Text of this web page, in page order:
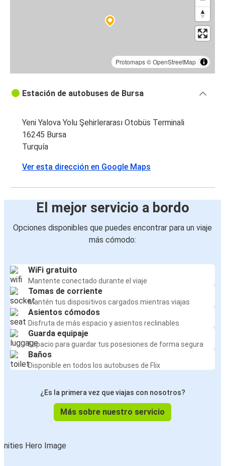
Protomaps©OpenStreetMap
Estación de autobuses de Bursa
Yeni Yalova Yolu Şehirlerarası Otobüs Terminali
16245 Bursa
Turquía
Ver esta dirección en Google Maps
El mejor servicio a bordo
Opciones disponibles que puedes encontrar para un viaje
más cómodo:
WiFi gratuito
Mantente conectado durante el viaje
Tomas de corriente
Mantén tus dispositivos cargados mientras viajas
Asientos cómodos
Disfruta de más espacio y asientos reclinables
Guarda equipaje
Espacio para guardar tus posesiones de forma segura
Baños
Disponible en todos los autobuses de Flix
¿Es la primera vez que viajas con nosotros?
Más sobre nuestro servicio